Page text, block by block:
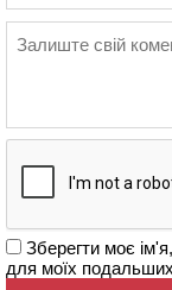
Зберегти моє
для моїх